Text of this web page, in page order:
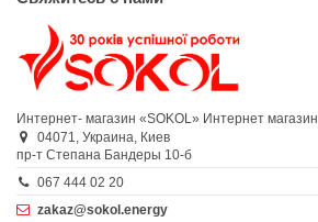
Интернет- магазин «SOKOL» Интернет магазин
04071, Украина, Киев
пр-т Степана Бандеры 10-б
067 444 02 20
zakaz@sokol.energy